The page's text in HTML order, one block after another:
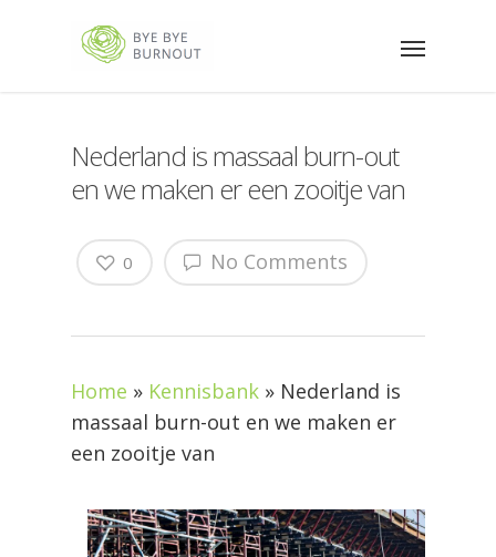
Nederland is massaal burn-out
en we maken er een zooitje van
No Comments
0
Home » Kennisbank » Nederland is
massaal burn-out en we maken er
een zooitje van